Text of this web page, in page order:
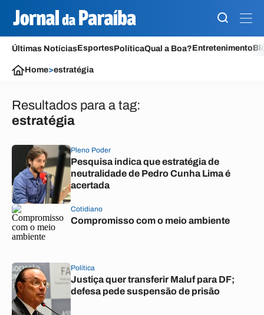
Últimas NotíciasEsportesPolíticaQual a Boa?Entretenimento
Home>estratégia
Resultados para a tag:
estratégia
Pleno Poder
Pesquisa indica que estratégia de
neutralidade de Pedro Cunha Lima é
acertada
Cotidiano
Compromisso com o meio ambiente
Política
Justiça quer transferir Maluf para DF;
defesa pede suspensão de prisão